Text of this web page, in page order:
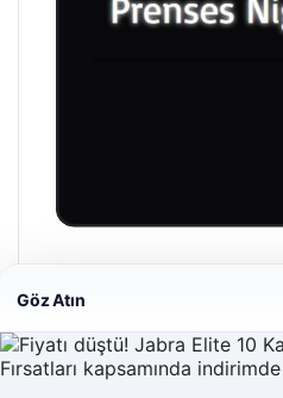
Nisan 29, 2026
Göz Atın